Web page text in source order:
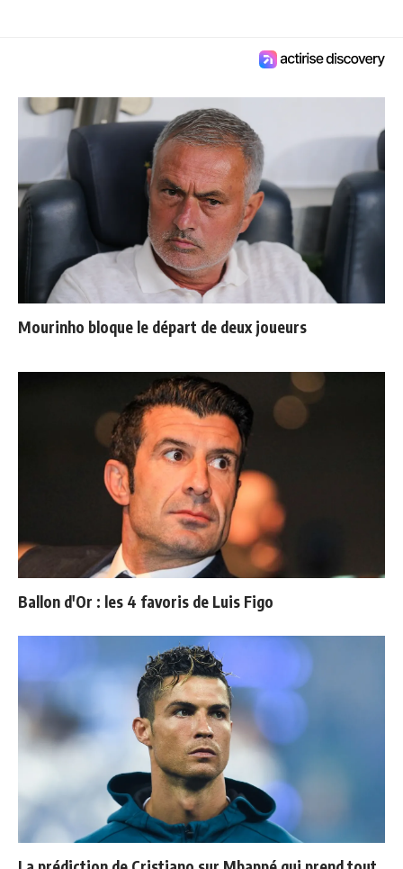
Mourinho bloque le départ de deux joueurs
Ballon d'Or : les 4 favoris de Luis Figo